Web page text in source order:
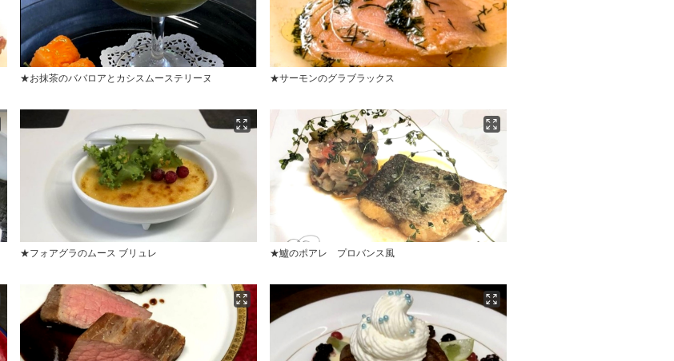
★お抹茶のババロアとカシスムーステリーヌ ★サーモンのグラブラックス
★フォアグラのムース ブリュレ ★鱸のポアレ プロバンス風